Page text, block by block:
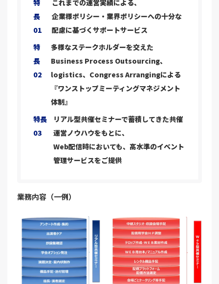
特
長
01
これまでの運営実績による、
企業様ポリシー・業界ポリシーへの十分な
配慮に基づくサポートサービス
特
長
02
多様なステークホルダーを交えた
Business Process Outsourcing、
logistics、Congress Arrangingによる
『ワンストップミーティングマネジメント
体制』
特長
03
リアル型共催セミナーで蓄積してきた共催
運営ノウハウをもとに、
Web配信時においても、高水準のイベント
管理サービスをご提供
業務内容（一例）